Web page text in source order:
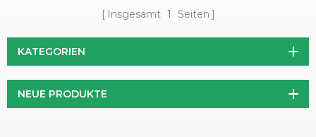
Insgesamt 1 Seiten
KATEGORIEN
NEUE PRODUKTE